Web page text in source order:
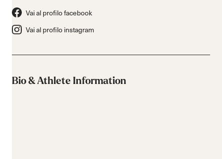
Vai al profilo facebook
Vai al profilo instagram
Bio & Athlete Information